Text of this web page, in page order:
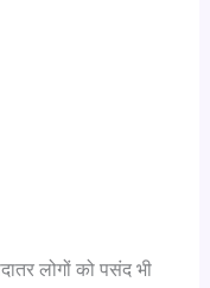
लोगों को पसंद भी